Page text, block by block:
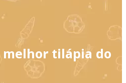
melhor tilápia do